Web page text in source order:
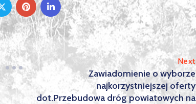
Next
Zawiadomienie o wyborze
najkorzystniejszej oferty
dot.Przebudowa dróg powiatowych na